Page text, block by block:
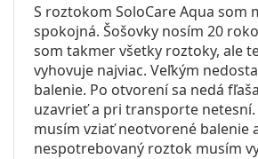
S roztokom SoloCare Aqua som
spokojná. Šošovky nosím 20
som takmer všetky roztoky, ale
vyhovuje najviac. Veľkým
balenie. Po otvorení sa nedá
uzavrieť a pri transporte netesní.
musím vziať neotvorené balenie
nespotrebovaný roztok musím